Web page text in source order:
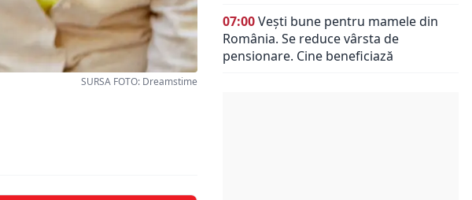
SURSA FOTO: Dreamstime
07:00Vești bune pentru mamele din
România. Se reduce vârsta de
pensionare. Cine beneficiază